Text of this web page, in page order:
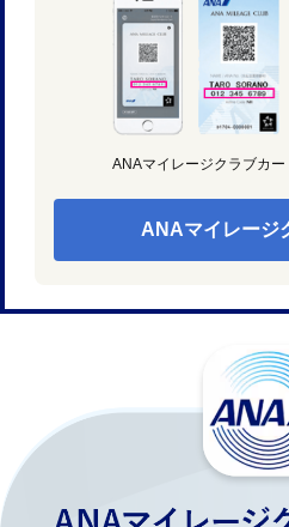
ANAマイレージクラブカー
ANAマイレージ